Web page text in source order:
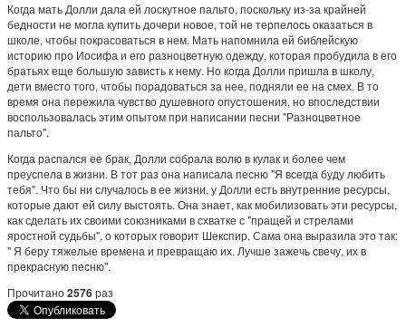
Когда мать Долли дала ей лоскутное пальто, поскольку из-за крайней
бедности не могла купить дочери новое, той не терпелось оказаться в
школе, чтобы покрасоваться в нем. Мать напомнила ей библейскую
историю про Иосифа и его разноцветную одежду, которая пробудила в его
братьях еще большую зависть к нему. Но когда Долли пришла в школу,
дети вместо того, чтобы порадоваться за нее, подняли ее на смех. В то
время она пережила чувство душевного опустошения, но впоследствии
воспользовалась этим опытом при написании песни "Разноцветное
пальто".
Когда распался ее брак, Долли собрала волю в кулак и более чем
преуспела в жизни. В тот раз она написала песню "Я всегда буду любить
тебя". Что бы ни случалось в ее жизни, у Долли есть внутренние ресурсы,
которые дают ей силу выстоять. Она знает, как мобилизовать эти ресурсы,
как сделать их своими союзниками в схватке с "пращей и стрелами
яростной судьбы", о которых говорит Шекспир. Сама она выразила это так:
" Я беру тяжелые времена и превращаю их. Лучше зажечь свечу, их в
прекрасную песню".
Прочитано2576раз